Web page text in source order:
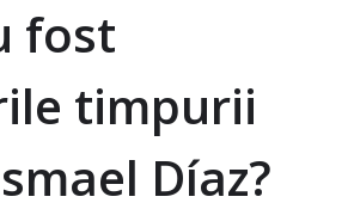
fost
timpurii
Díaz?